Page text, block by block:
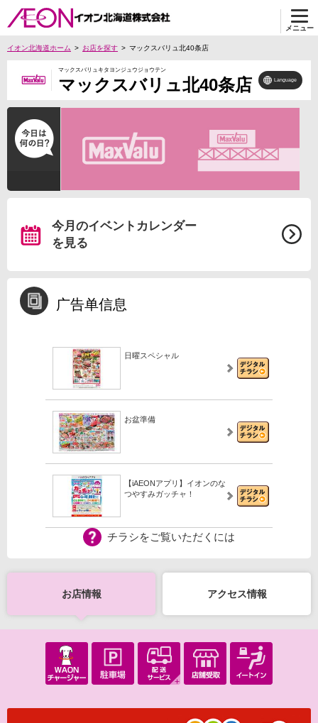
メニュー
イオン北海道ホーム お店を探す マックスバリュ北40条店
マックスバリュキタヨンジュウジョウテン
マックスバリュ北40条店 Language
今月のイベントカレンダー
を見る
广告单信息
日曜スペシャル
お盆準備
【iAEONアプリ】イオンのな
つやすみガッチャ！
チラシをご覧いただくには
お店情報 アクセス情報